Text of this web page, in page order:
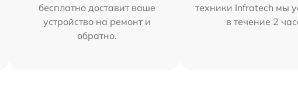
бесплатно доставит ваше
устройство на ремонт и
обратно.
техники Infratech мы
в течение 2